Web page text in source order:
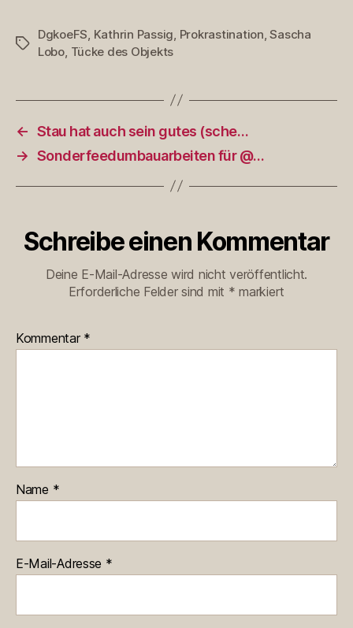
Schlagwörter
DgkoeFS Kathrin Passig Prokrastination ,Sascha
Lobo Tücke des Objekts
← Stau hat auch sein gutes (sche…
→ Sonderfeedumbauarbeiten für @…
Schreibe einen Kommentar
Deine E-Mail-Adresse wird nicht veröffentlicht.
Erforderliche Felder sind mit * markiert
Kommentar *
Name *
E-Mail-Adresse *